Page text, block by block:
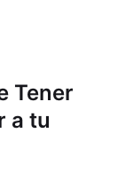
Tener
a tu